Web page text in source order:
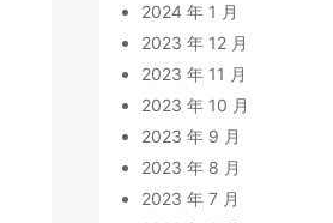
2024 年 1 月
2023 年 12 月
2023 年 11 月
2023 年 10 月
2023 年 9 月
2023 年 8 月
2023 年 7 月